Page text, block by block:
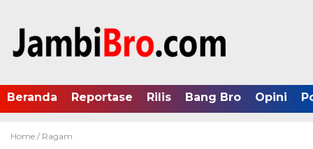
Beranda Reportase Rilis Bang Bro Opini
Home / Ragam